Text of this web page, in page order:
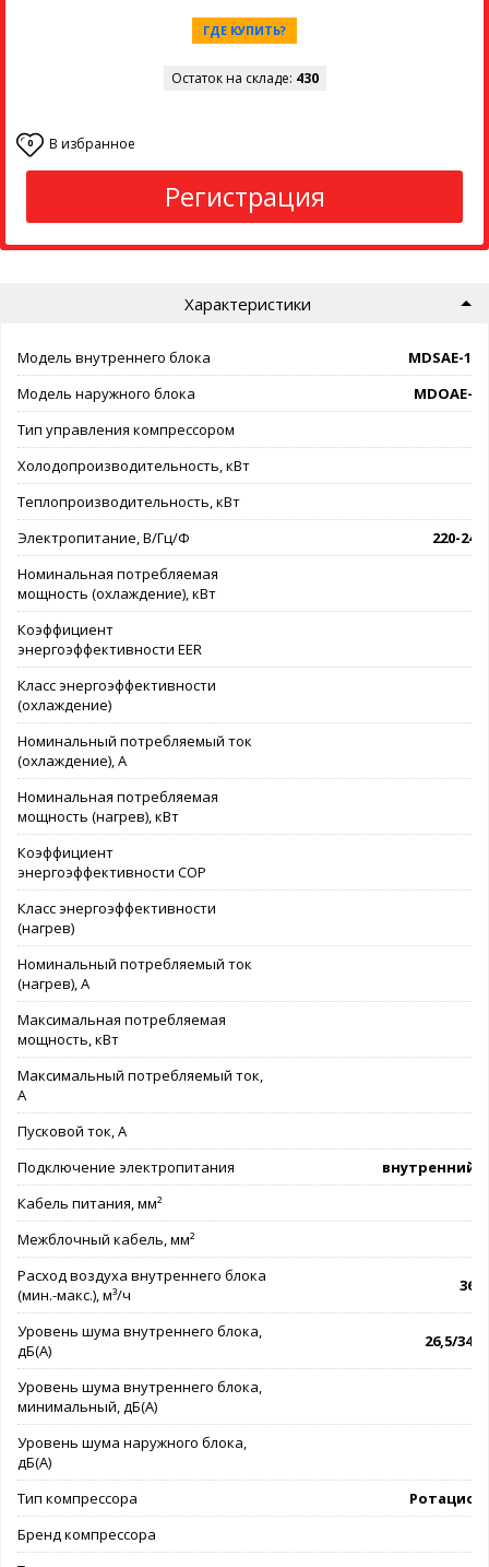
ГДЕ КУПИТЬ?
Остаток на складе: 430
0 В избранное
Регистрация
Характеристики
Модель внутреннего блока
MDSAE-
Модель наружного блока
MDOAE-
Тип управления компрессором
Холодопроизводительность, кВт
Теплопроизводительность, кВт
Электропитание, В/Гц/Ф
220-
Номинальная потребляемая
мощность (охлаждение), кВт
Коэффициент
энергоэффективности EER
Класс энергоэффективности
(охлаждение)
Номинальный потребляемый ток
(охлаждение), А
Номинальная потребляемая
мощность (нагрев), кВт
Коэффициент
энергоэффективности COP
Класс энергоэффективности
(нагрев)
Номинальный потребляемый ток
(нагрев), А
Максимальная потребляемая
мощность, кВт
Максимальный потребляемый ток,
А
Пусковой ток, А
Подключение электропитания
внутренний
Кабель питания, мм²
Межблочный кабель, мм²
Расход воздуха внутреннего блока
(мин.-макс.), м³/ч
360
Уровень шума внутреннего блока,
дБ(А)
26,5/
Уровень шума внутреннего блока,
минимальный, дБ(А)
Уровень шума наружного блока,
дБ(А)
Тип компрессора
Бренд компрессора